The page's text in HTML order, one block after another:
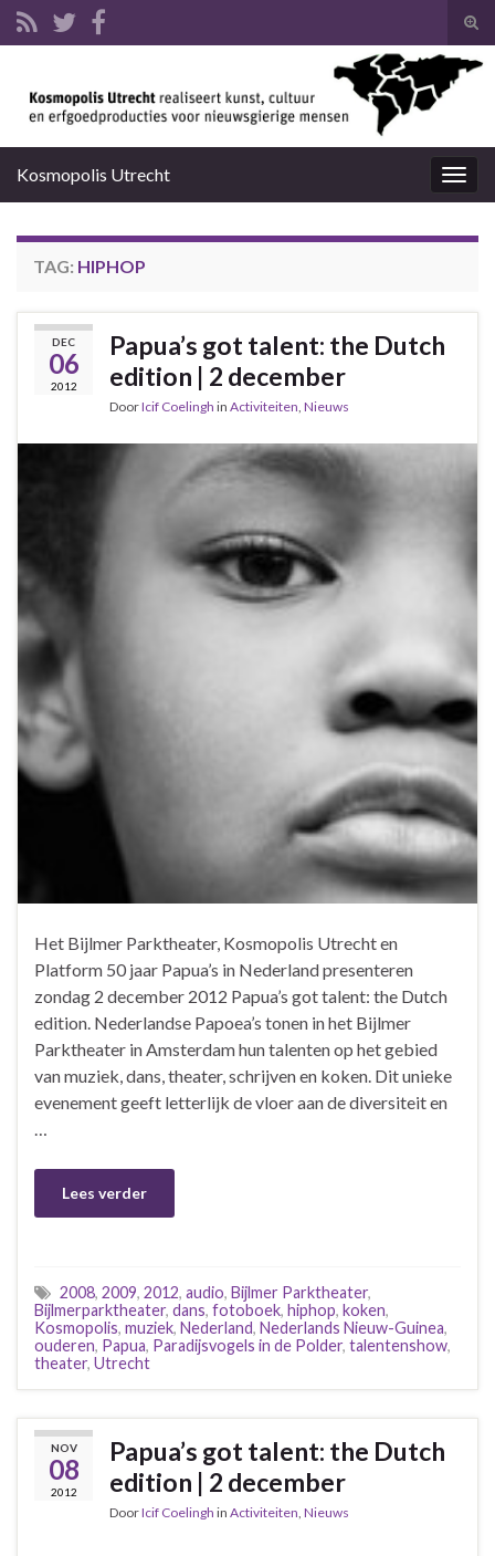
Kosmopolis Utrecht
TAG: HIPHOP
DEC
06
2012
Papua’s got talent: the Dutch
edition | 2 december
DoorIcif Coelingh in Activiteiten, Nieuws
Het Bijlmer Parktheater, Kosmopolis Utrecht en
Platform 50 jaar Papua’s in Nederland presenteren
zondag 2 december 2012 Papua’s got talent: the Dutch
edition. Nederlandse Papoea’s tonen in het Bijlmer
Parktheater in Amsterdam hun talenten op het gebied
van muziek, dans, theater, schrijven en koken. Dit unieke
evenement geeft letterlijk de vloer aan de diversiteit en
…
Lees verder
2008, 2009, 2012, audio, Bijlmer Parktheater,
Bijlmerparktheater, dans, fotoboek, hiphop, koken,
Kosmopolis, muziek, Nederland, Nederlands Nieuw-Guinea,
ouderen, Papua, Paradijsvogels in de Polder, talentenshow,
theater, Utrecht
NOV
08
2012
Papua’s got talent: the Dutch
edition | 2 december
DoorIcif Coelingh in Activiteiten, Nieuws